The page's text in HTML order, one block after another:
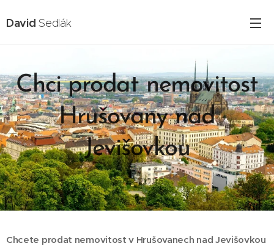
DavidSedlák
Chci prodat nemovitost
Hrušovany nad
Jevišovkou
15.02.2025
Chcete prodat nemovitost v Hrušovanech nad Jevišovkou